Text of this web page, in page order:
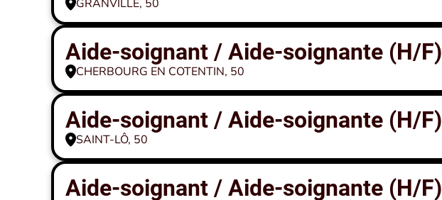
GRANVILLE, 50
Aide-soignant / Aide-soignante (H/F)
CHERBOURG EN COTENTIN, 50
Aide-soignant / Aide-soignante (H/F)
SAINT-LÔ, 50
Aide-soignant / Aide-soignante (H/F)